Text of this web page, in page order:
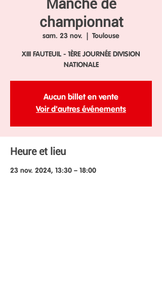
Manche de
championnat
sam. 23 nov. Toulouse
XIII FAUTEUIL - 1ÈRE JOURNÉE DIVISION
NATIONALE
Aucun billet en vente
Voir d'autres événements
Heure et lieu
23 nov. 2024, 13:30 – 18:00